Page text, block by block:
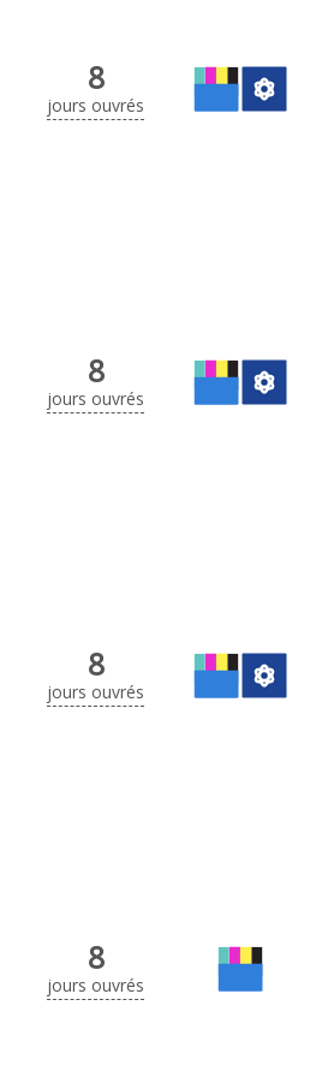
8
jours ouvrés
8
jours ouvrés
8
jours ouvrés
8
jours ouvrés